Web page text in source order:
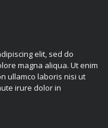
elit, sed do
magna aliqua. Ut enim
ullamco laboris nisi ut
irure dolor in